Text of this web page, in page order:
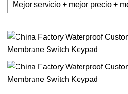
Mejor servicio + mejor precio +